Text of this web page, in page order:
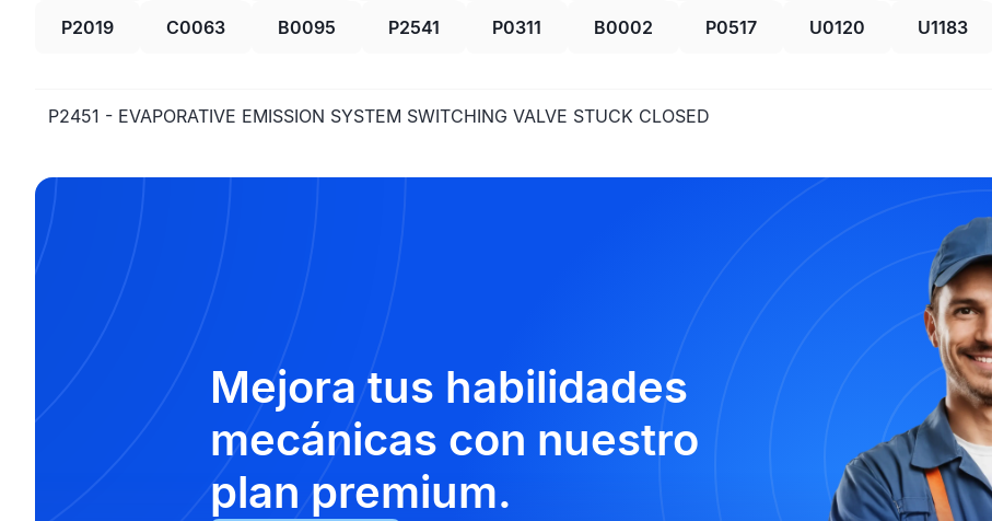
P2019 C0063 B0095 P2541 P0311 B0002 P0517 U0120 U1183
P2451 - EVAPORATIVE EMISSION SYSTEM SWITCHING VALVE STUCK CLOSED
Mejora tus habilidades
mecánicas con nuestro
plan premium.